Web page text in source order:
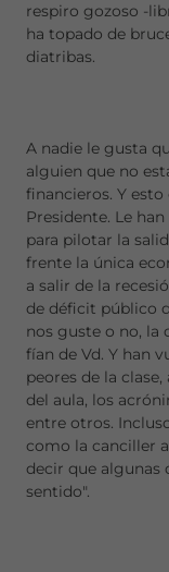
respiro gozoso -
ha topado de
diatribas.
A nadie le gusta
alguien que no
financieros. Y esto
Presidente. Le
para pilotar la
frente la única
a salir de la
de déficit público
nos guste o no, la
fían de Vd. Y han
peores de la
del aula, los
entre otros.
como la canciller
decir que algunas
sentido".